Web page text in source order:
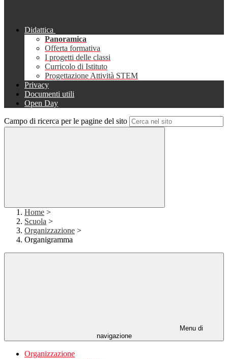
Didattica
Panoramica
Offerta formativa
I progetti delle classi
Curricolo di Istituto
Progettazione Attività STEM
Privacy
Documenti utili
Open Day
Campo di ricerca per le pagine del sito
Home >
Scuola >
Organizzazione >
Organigramma
Menu di
navigazione
Organizzazione